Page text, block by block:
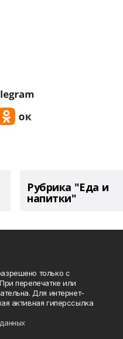
Рубрика "Еда и
напитки"
только с
перепечатке или
Для интернет-
активная гиперссылка